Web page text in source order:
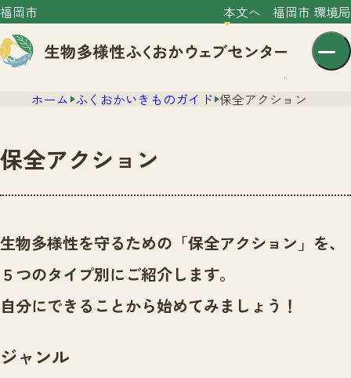
福岡市 本文へ 福岡市 環境局
センター紹介
センター紹介TOP
サイトポリシー
ニュース
ニュースTOP
市の取組み
いきものガイド
注目のいきもの
ホーム ふくおかいきものガイド 保全アクション
保全アクション
生物多様性を守るための「保全アクション」を、
５つのタイプ別にご紹介します。
自分にできることから始めてみましょう！
ジャンル